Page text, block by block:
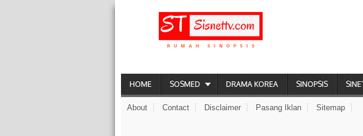
HOME SOSMED DRAMA KOREA SINOPSIS
About Contact Disclaimer Pasang Iklan Sitemap